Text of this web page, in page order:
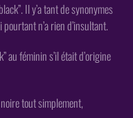
Il y’a tant de synonymes
pourtant n’a rien d’insultant.
au féminin s’il était d’origine
tout simplement,